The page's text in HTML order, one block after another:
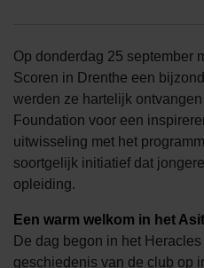
Op donderdag 25 september
Scoren in Drenthe een
werden ze hartelijk
Foundation voor een
uitwisseling met het
soortgelijk initiatief dat
opleiding.
Een warm welkom in het
De dag begon in het
geschiedenis van de club op